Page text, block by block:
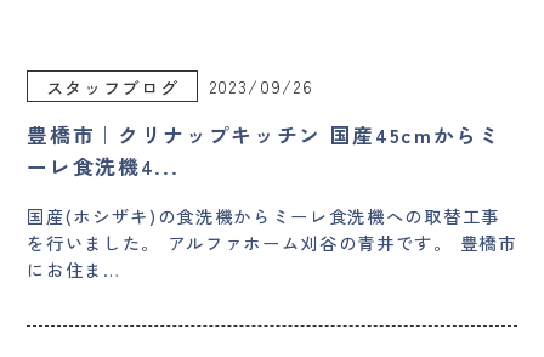
スタッフブログ 2023/09/26
豊橋市｜クリナップキッチン 国産45cmからミ
ーレ食洗機4...
国産(ホシザキ)の食洗機からミーレ食洗機への取替工事
を行いました。 アルファホーム刈谷の青井です。 豊橋市
にお住ま…